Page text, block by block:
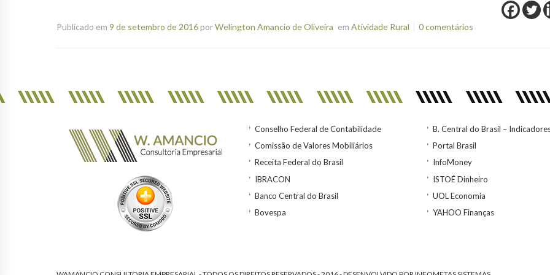
Publicado em 9 de setembro de 2016porWelington Amancio de Oliveira em Atividade Rural 0 comentários
Conselho Federal de Contabilidade
Comissão de Valores Mobiliários
Receita Federal do Brasil
IBRACON
Banco Central do Brasil
Bovespa
B. Central do Brasil –
Portal Brasil
InfoMoney
ISTOÉ Dinheiro
UOL Economia
YAHOO Finanças